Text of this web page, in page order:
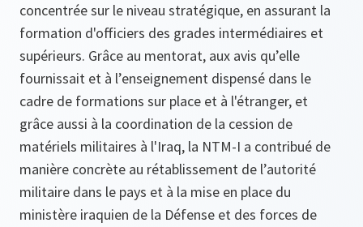
concentrée sur le niveau stratégique, en assurant la
formation d'officiers des grades intermédiaires et
supérieurs. Grâce au mentorat, aux avis qu’elle
fournissait et à l’enseignement dispensé dans le
cadre de formations sur place et à l'étranger, et
grâce aussi à la coordination de la cession de
matériels militaires à l'Iraq, la NTM-I a contribué de
manière concrète au rétablissement de l’autorité
militaire dans le pays et à la mise en place du
ministère iraquien de la Défense et des forces de